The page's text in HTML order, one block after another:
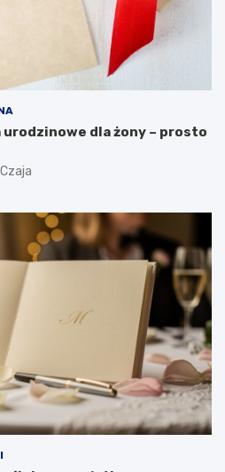
dla żony – prosto